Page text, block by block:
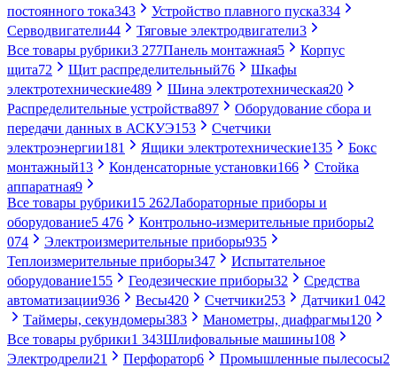
постоянного тока343 Устройство плавного пуска334
Серводвигатели44 Тяговые электродвигатели3
Все товары рубрики3 277Панель монтажная5
Корпус
щита72 Щит распределительный76
Шкафы
электротехнические489 Шина электротехническая20
Распределительные устройства897
Оборудование сбора и
передачи данных в АСКУЭ153
Счетчики
электроэнергии181 Ящики электротехнические135
Бокс
монтажный13 Конденсаторные установки166
Стойка
аппаратная9
Все товары рубрики15 262Лабораторные приборы и
оборудование5 476 Контрольно-измерительные приборы2
074
Электроизмерительные приборы935
Теплоизмерительные приборы347
Испытательное
оборудование155 Геодезические приборы32
Средства
автоматизации936 Весы420 Счетчики253 Датчики1 042
Таймеры, секундомеры383 Манометры, диафрагмы120
Все товары рубрики1 343Шлифовальные машины108
Электродрели21 Перфоратор6 Промышленные пылесосы2